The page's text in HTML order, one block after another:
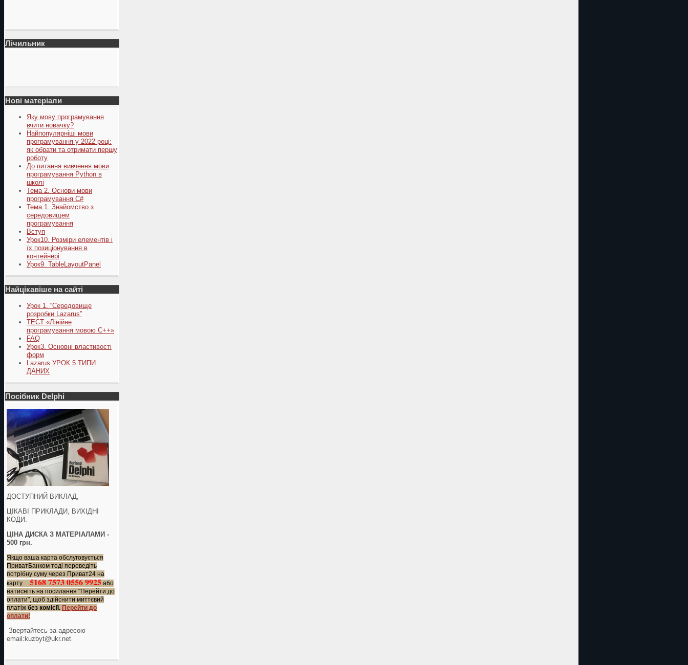
Лічильник
Нові матеріали
Яку мову програмування
вчити новачку?
Найпопулярніші мови
програмування у 2022 році:
як обрати та отримати першу
роботу
До питання вивчення мови
програмування Python в
школі
Тема 2. Основи мови
програмування C#
Тема 1. Знайомство з
середовищем
програмування
Вступ
Урок10. Розміри елементів і
їх позиціонування в
контейнері
Урок9. TableLayoutPanel
Найцікавіше на сайті
Урок 1. “Середовище
розробки Lazarus”
ТЕСТ «Лінійне
програмування мовою С++»
FAQ
Урок3. Основні властивості
форм
Lazarus.УРОК 5.ТИПИ
ДАНИХ
Посібник Delphi
ДОСТУПНИЙ ВИКЛАД,
ЦІКАВІ ПРИКЛАДИ, ВИХІДНІ
КОДИ.
ЦІНА ДИСКА З МАТЕРІАЛАМИ -
500 грн.
Якщо ваша карта обслуговується
ПриватБанком тоді переведіть
потрібну суму через Приват24 на
карту 5168 7573 0556 9925 або
натисніть на посилання "Перейти до
оплати", щоб здійснити миттєвий
платіж без комісії. Перейти до
оплати!
Звертайтесь за адресою
еmail:kuzbyt@ukr.net